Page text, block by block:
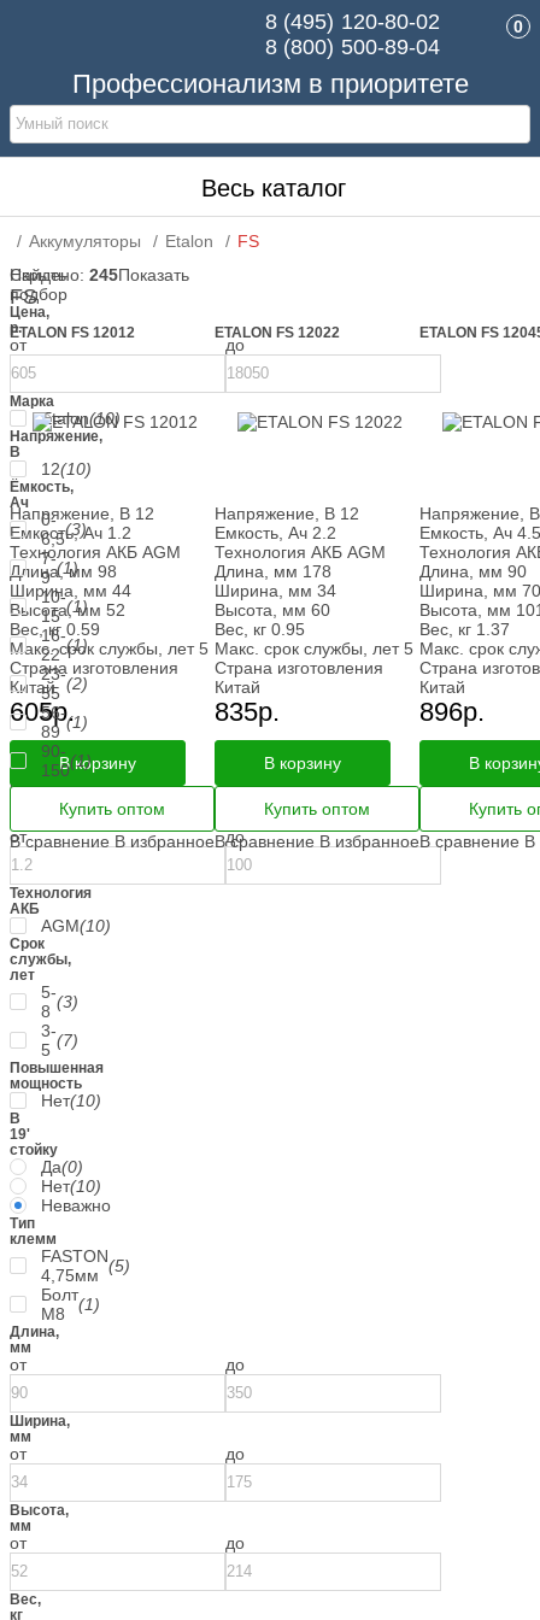
Профессионализм в приоритете
8 (495) 120-80-02
8 (800) 500-89-04
0
Весь каталог
Аккумуляторы Etalon
FS
Скрыть
подбор
Цена,
р.
от до
Марка
Etalon(10)
Напряжение,
В
12(10)
Ёмкость,
Ач
0-
6,5(3)
7-
9 (1)
10-
15 (1)
16-
22 (1)
23-
55 (2)
56-
89 (1)
90-
150(1)
Ёмкость
от до
Технология
АКБ
AGM(10)
Срок
службы,
лет
5-
8 (3)
3-
5 (7)
Повышенная
мощность
Нет(10)
В
19'
стойку
Да(0)
Нет(10)
Неважно
Тип
клемм
FASTON
4,75мм (5)
Болт
М8
(1)
Длина,
мм
от до
Ширина,
мм
от до
Высота,
мм
от до
Вес,
кг
Найдено: 245Показать
FS
ETALON FS 12012
Напряжение, В 12
Емкость, Ач 1.2
Технология АКБ AGM
Длина, мм 98
Ширина, мм 44
Высота, мм 52
Вес, кг 0.59
Макс. срок службы, лет 5
Страна изготовления
Китай
605р.
В корзину
Купить оптом
В сравнение В избранное
ETALON FS 12022
Напряжение, В 12
Емкость, Ач 2.2
Технология АКБ AGM
Длина, мм 178
Ширина, мм 34
Высота, мм 60
Вес, кг 0.95
Макс. срок службы, лет 5
Страна изготовления
Китай
835р.
В корзину
Купить оптом
В сравнение В избранное
ETALON FS
Напряжение,
Емкость, Ач 4.5
Технология
Длина, мм 90
Ширина, мм 70
Высота, мм
Вес, кг 1.37
Макс. срок
Страна
Китай
896р.
В
Купить
В сравнение В